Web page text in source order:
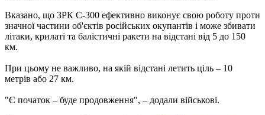
Вказано, що ЗРК С-300 ефективно виконує свою роботу проти
значної частини об'єктів російських окупантів і може збивати
літаки, крилаті та балістичні ракети на відстані від 5 до 150
км.
При цьому не важливо, на якій відстані летить ціль – 10
метрів або 27 км.
"Є початок – буде продовження", – додали військові.